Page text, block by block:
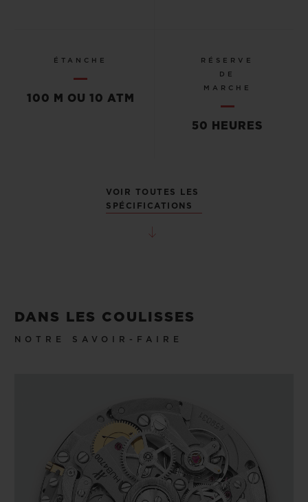
ÉTANCHE
100 M OU 10 ATM
RÉSERVE
DE
MARCHE
50 HEURES
VOIR TOUTES LES
SPÉCIFICATIONS
DANS LES COULISSES
NOTRE SAVOIR-FAIRE